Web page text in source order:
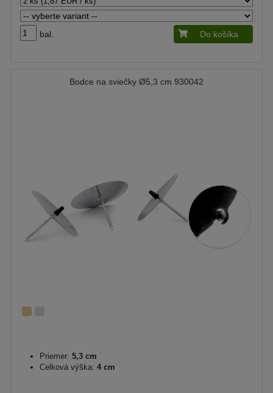
bal. Do košíka
Bodce na sviečky Ø5,3 cm 930042
Priemer: 5,3 cm
Celková výška: 4 cm